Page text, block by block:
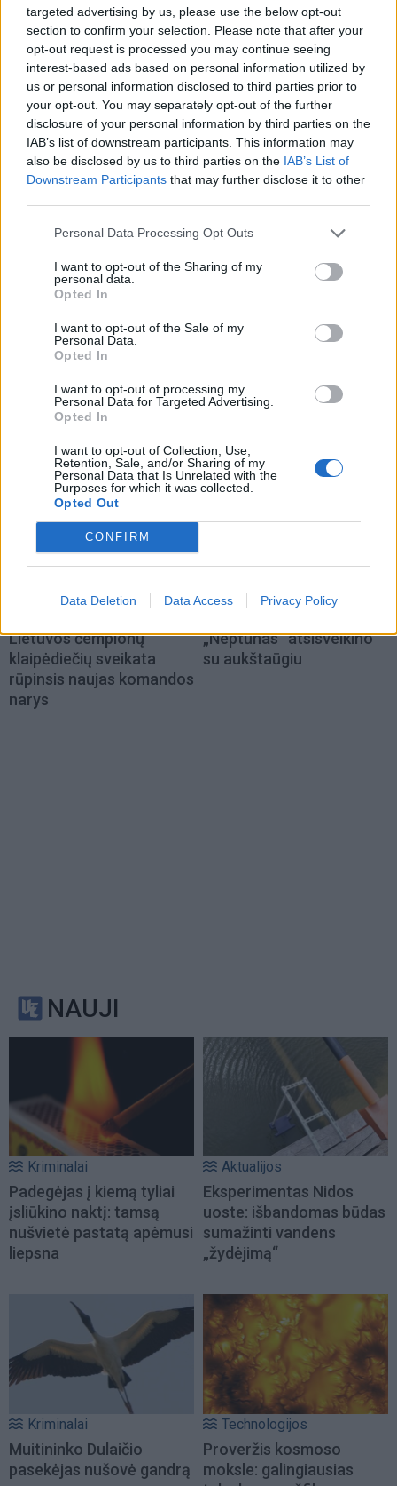
targeted advertising by us, please use the below opt-out
section to confirm your selection. Please note that after your
opt-out request is processed you may continue seeing
interest-based ads based on personal information utilized by
us or personal information disclosed to third parties prior to
your opt-out. You may separately opt-out of the further
disclosure of your personal information by third parties on the
IAB’s list of downstream participants. This information may
also be disclosed by us to third parties on the IAB’s List of
Downstream Participants that may further disclose it to other
Personal Data Processing Opt Outs
I want to opt-out of the Sharing of my
personal data.
Opted In
I want to opt-out of the Sale of my
Personal Data.
Opted In
I want to opt-out of processing my
Personal Data for Targeted Advertising.
Opted In
I want to opt-out of Collection, Use,
Retention, Sale, and/or Sharing of my
Personal Data that Is Unrelated with the
Purposes for which it was collected.
Opted Out
CONFIRM
Data Deletion Data Access Privacy Policy
Sportas
Problemos tęsiasi:
iškritus Butkevičiui, į
rinktinę kviečiamas
Sportas
Po rasizmo skandalo
prabilo pasaulio
čempionei kenkęs lietuvis,
Sportas
Paulausko skulptūros
pastatymo data:
pats olimpinis čempionas
gelbėtojai – Lietuvos
Lietuvos čempionų
klaipėdiečių sveikata
rūpinsis naujas komandos
narys
Sportas
„Neptūnas“ atsisveikino
su aukštaūgiu
NAUJI
Kriminalai
Padegėjas į kiemą tyliai
įsliūkino naktį: tamsą
nušvietė pastatą apėmusi
liepsna
Aktualijos
Eksperimentas Nidos
uoste: išbandomas būdas
sumažinti vandens
„žydėjimą“
Kriminalai
Muitininko Dulaičio
pasekėjas nušovė gandrą
Technologijos
Proveržis kosmoso
moksle: galingiausias